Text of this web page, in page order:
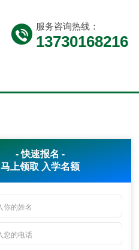
服务咨询热线：
13730168216
- 快速报名 -
马上领取 入学名额